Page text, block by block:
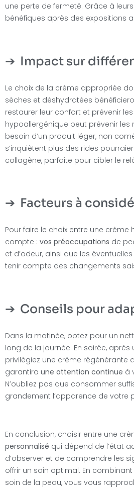
une perte de fermeté. Grâce à leurs
bénéfiques après des expositions
Impact sur
Le choix de la crème appropriée
sèches et déshydratées
restaurer leur confort et prévenir
hypoallergénique peut prévenir les
besoin d’un produit léger, non
s’inquiètent plus des rides
collagène, parfaite pour cibler le
Facteurs à
Pour faire le choix entre une
compte : vos préoccupations de
et d’odeur, ainsi que les
tenir compte des changements
Conseils pour
Dans la matinée, optez pour un
long de la journée. En soirée,
privilégiez une crème régénérante
garantira une attention continue à
N’oubliez pas que consommer
grandement l’apparence de votre
En conclusion, choisir entre une
personnalisé qui dépend de l’état
d’observer et de comprendre les
offrir un soin optimal. En
soin de la peau, vous vous